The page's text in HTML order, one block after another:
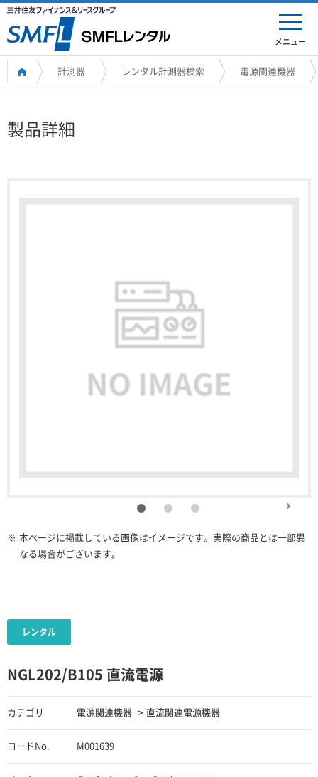
メニュー
計測器 レンタル計測器検索 電源関連機器
製品詳細
※ 本ページに掲載している画像はイメージです。実際の商品とは一部異
なる場合がございます。
NGL202/B105 直流電源
カテゴリ 電源関連機器 直流関連電源機器
コードNo. M001639